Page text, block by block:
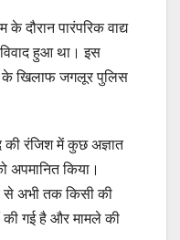
दौरान पारंपरिक वाद्य
हुआ था। इस
के खिलाफ जगलूर पुलिस
की रंजिश में कुछ अज्ञात
किया।
से अभी तक किसी की
की गई है और मामले की